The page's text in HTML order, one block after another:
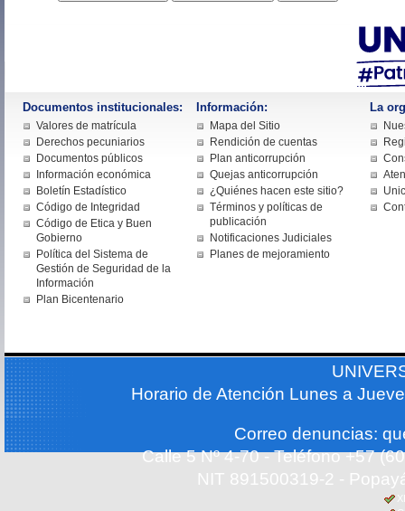
Documentos institucionales:
Valores de matrícula
Derechos pecuniarios
Documentos públicos
Información económica
Boletín Estadístico
Código de Integridad
Código de Etica y Buen
Gobierno
Política del Sistema de
Gestión de Seguridad de la
Información
Plan Bicentenario
Información:
Mapa del Sitio
Rendición de cuentas
Plan anticorrupción
Quejas anticorrupción
¿Quiénes hacen este sitio?
Términos y políticas de
publicación
Notificaciones Judiciales
Planes de mejoramiento
La
Horario de Atención Lunes a
Correo denuncias:
Calle 5 Nº 4-70 - Teléfono +57
NIT 891500319-2 -